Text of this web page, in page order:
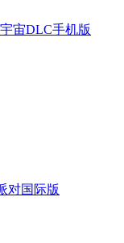
宙DLC手机版
对国际版